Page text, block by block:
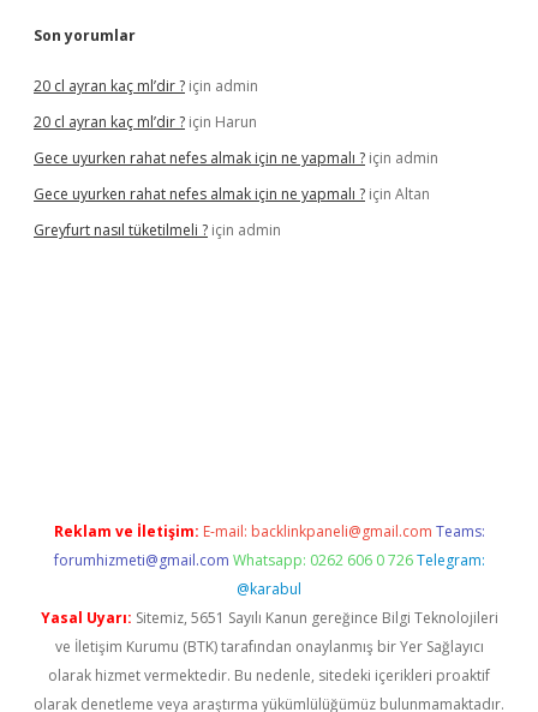
Son yorumlar
20 cl ayran kaç ml’dir ? için admin
20 cl ayran kaç ml’dir ? için Harun
Gece uyurken rahat nefes almak için ne yapmalı ? için admin
Gece uyurken rahat nefes almak için ne yapmalı ? için Altan
Greyfurt nasıl tüketilmeli ? için admin
Reklam ve İletişim: E-mail: backlinkpaneli@gmail.com Teams:
forumhizmeti@gmail.com Whatsapp: 0262 606 0 726 Telegram:
@karabul
Yasal Uyarı: Sitemiz, 5651 Sayılı Kanun gereğince Bilgi Teknolojileri
ve İletişim Kurumu (BTK) tarafından onaylanmış bir Yer Sağlayıcı
olarak hizmet vermektedir. Bu nedenle, sitedeki içerikleri proaktif
olarak denetleme veya araştırma yükümlülüğümüz bulunmamaktadır.